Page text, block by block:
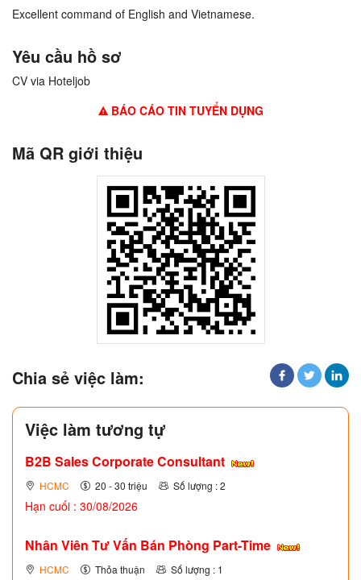
Excellent command of English and Vietnamese.
Yêu cầu hồ sơ
CV via Hoteljob
BÁO CÁO TIN TUYỂN DỤNG
Mã QR giới thiệu
Chia sẻ việc làm:
Việc làm tương tự
B2B Sales Corporate Consultant
HCMC 20 - 30 triệu Số lượng : 2
Hạn cuối : 30/08/2026
Nhân Viên Tư Vấn Bán Phòng Part-Time
HCMC Thỏa thuận Số lượng : 1